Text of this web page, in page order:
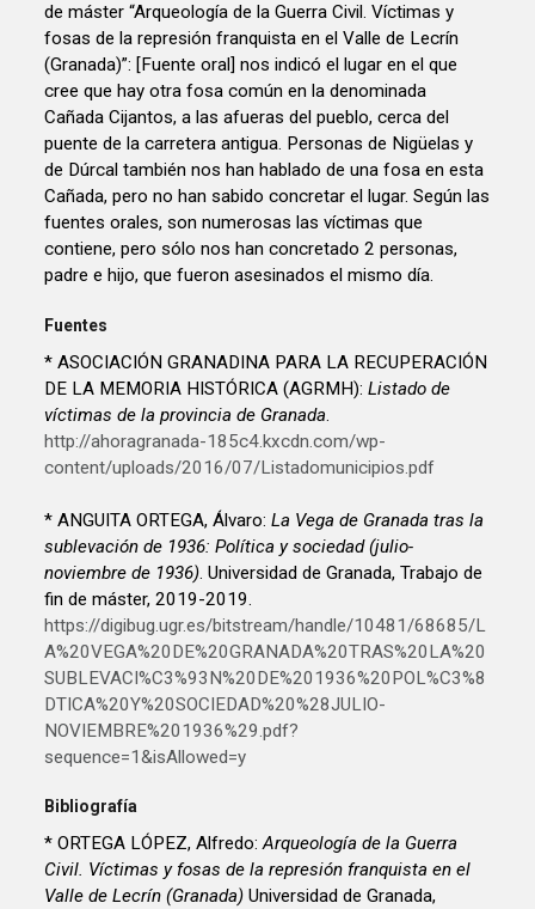
de máster “Arqueología de la Guerra Civil. Víctimas y
fosas de la represión franquista en el Valle de Lecrín
(Granada)”: [Fuente oral] nos indicó el lugar en el que
cree que hay otra fosa común en la denominada
Cañada Cijantos, a las afueras del pueblo, cerca del
puente de la carretera antigua. Personas de Nigüelas y
de Dúrcal también nos han hablado de una fosa en esta
Cañada, pero no han sabido concretar el lugar. Según las
fuentes orales, son numerosas las víctimas que
contiene, pero sólo nos han concretado 2 personas,
padre e hijo, que fueron asesinados el mismo día.
Fuentes
* ASOCIACIÓN GRANADINA PARA LA RECUPERACIÓN
DE LA MEMORIA HISTÓRICA (AGRMH):Listado de
víctimas de la provincia de Granada.
http://ahoragranada-185c4.kxcdn.com/wp-
content/uploads/2016/07/Listadomunicipios.pdf
* ANGUITA ORTEGA, Álvaro:La Vega de Granada tras la
sublevación de 1936: Política y sociedad (julio-
noviembre de 1936). Universidad de Granada, Trabajo de
fin de máster, 2019-2019.
https://digibug.ugr.es/bitstream/handle/10481/68685/L
A%20VEGA%20DE%20GRANADA%20TRAS%20LA%20
SUBLEVACI%C3%93N%20DE%201936%20POL%C3%8
DTICA%20Y%20SOCIEDAD%20%28JULIO-
NOVIEMBRE%201936%29.pdf?
sequence=1&isAllowed=y
Bibliografía
* ORTEGA LÓPEZ, Alfredo:Arqueología de la Guerra
Civil. Víctimas y fosas de la represión franquista en el
Valle de Lecrín (Granada) Universidad de Granada,